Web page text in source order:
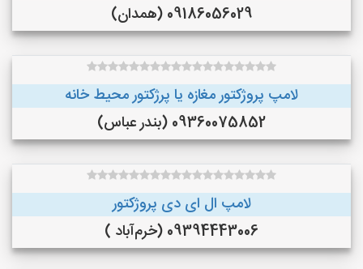
09186056029 (همدان)
لامپ پروژکتور مغازه یا پرژکتور محیط خانه
09360075852 (بندر عباس)
لامپ ال ای دی پروژکتور
09394443006 (خرم‌آباد )